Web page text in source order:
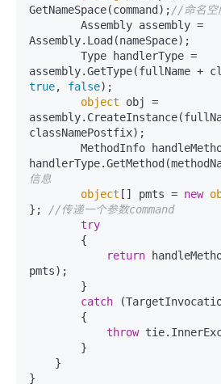
GetNameSpace(command); //命名空
Assembly.Load(nameSpace);
true, false);
object obj =
classNamePostfix);
信息
object [] pmts = new
};
//传递一个参数command
try
return
pmts);
catch
throw